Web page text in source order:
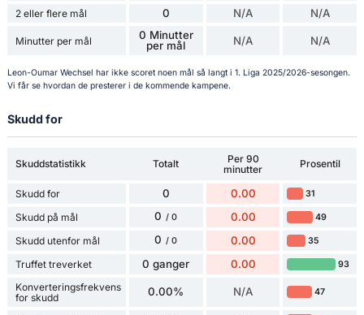
2 eller flere mål 0 N/A N/A
Minutter per mål
0 Minutter
per mål
N/A N/A
Leon-Oumar Wechsel har ikke scoret noen mål så langt i 1. Liga 2025/2026-sesongen.
Vi får se hvordan de presterer i de kommende kampene.
Skudd for
Skuddstatistikk Totalt
Per 90
minutter
Prosentil
Skudd for 0 0.00 31
Skudd på mål 0 / 0 0.00 49
Skudd utenfor mål 0 / 0 0.00 35
Truffet treverket 0 ganger 0.00 93
Konverteringsfrekvens
for skudd
0.00% N/A 47